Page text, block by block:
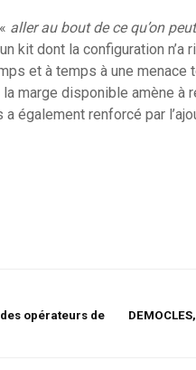
aller au bout de ce qu’on
kit dont la configuration n’a
et à temps à une menace
la marge disponible amène à
également renforcé par
opérateurs de